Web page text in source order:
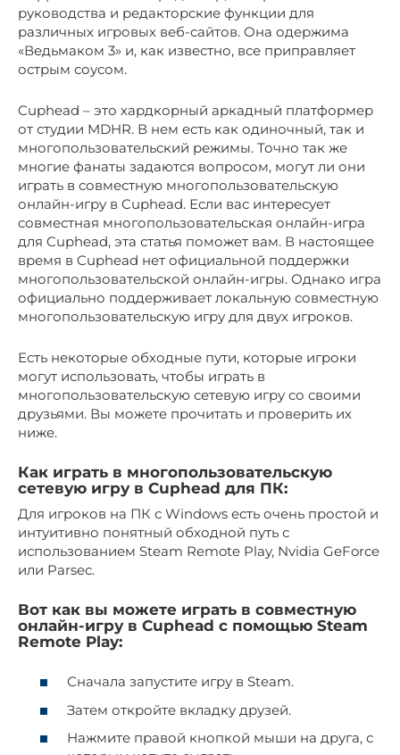
руководства и редакторские функции для
различных игровых веб-сайтов. Она одержима
«Ведьмаком 3» и, как известно, все приправляет
острым соусом.
Cuphead – это хардкорный аркадный платформер
от студии MDHR. В нем есть как одиночный, так и
многопользовательский режимы. Точно так же
многие фанаты задаются вопросом, могут ли они
играть в совместную многопользовательскую
онлайн-игру в Cuphead. Если вас интересует
совместная многопользовательская онлайн-игра
для Cuphead, эта статья поможет вам. В настоящее
время в Cuphead нет официальной поддержки
многопользовательской онлайн-игры. Однако игра
официально поддерживает локальную совместную
многопользовательскую игру для двух игроков.
Есть некоторые обходные пути, которые игроки
могут использовать, чтобы играть в
многопользовательскую сетевую игру со своими
друзьями. Вы можете прочитать и проверить их
ниже.
Как играть в многопользовательскую
сетевую игру в Cuphead для ПК:
Для игроков на ПК с Windows есть очень простой и
интуитивно понятный обходной путь с
использованием Steam Remote Play, Nvidia GeForce
или Parsec.
Вот как вы можете играть в совместную
онлайн-игру в Cuphead с помощью Steam
Remote Play:
Сначала запустите игру в Steam.
Затем откройте вкладку друзей.
Нажмите правой кнопкой мыши на друга, с